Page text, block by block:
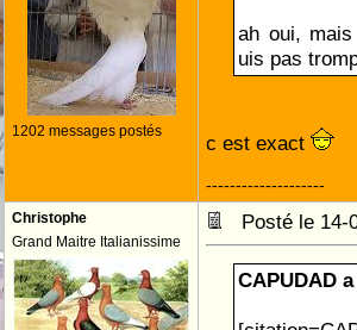
1202 messages postés
ah oui,
uis pas
c est exact
--------------------
Christophe
Grand Maitre Italianissime
Posté le 14-
CAPUDAD